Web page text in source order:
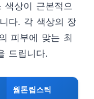
색상이 근본적으
다. 각 색상의 장
피부에 맞는 최
드립니다.
웜톤립스틱